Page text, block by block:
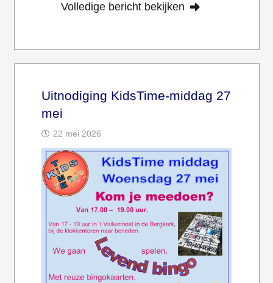
Volledige bericht bekijken
Uitnodiging KidsTime-middag 27
mei
22 mei 2026